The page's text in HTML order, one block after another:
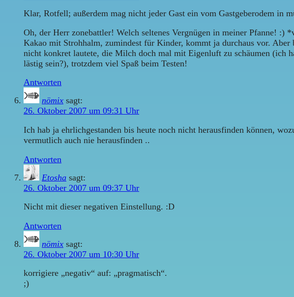
Klar, Rotfell; außerdem mag nicht jeder Gast ein vom Gastgeberodem in
Oh, der Herr zonebattler! Welch seltenes Vergnügen in meiner Pfanne! :)
Kakao mit Strohhalm, zumindest für Kinder, kommt ja durchaus vor.
nicht konkret lautete, die Milch doch mal mit Eigenluft zu schäumen (ich
lästig sein?), trotzdem viel Spaß beim Testen!
Antworten
nömix sagt:
26. Oktober 2007 um 09:31 Uhr
Ich hab ja ehrlichgestanden bis heute noch nicht herausfinden können,
vermutlich auch nie herausfinden ..
Antworten
Etosha sagt:
26. Oktober 2007 um 09:37 Uhr
Nicht mit dieser negativen Einstellung. :D
Antworten
nömix sagt:
26. Oktober 2007 um 10:30 Uhr
korrigiere „negativ“ auf: „pragmatisch“.
;)